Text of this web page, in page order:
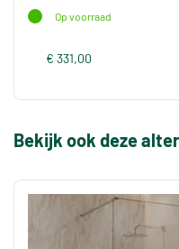
Op voorraad
€ 331,00
Bekijk ook deze